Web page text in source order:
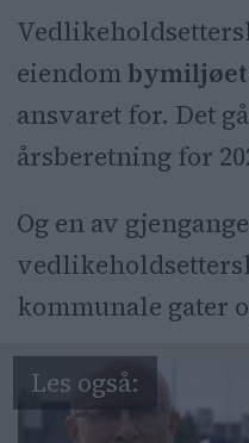
eiendom
ansvaret for. Det
årsberetning for
Og en av
kommunale gater